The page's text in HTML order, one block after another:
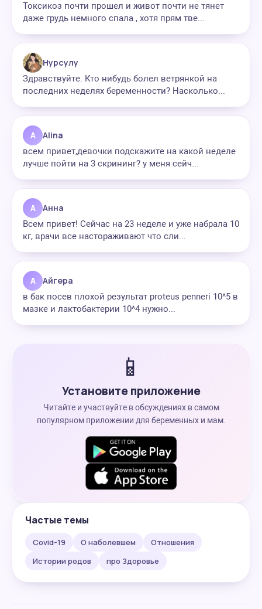
Токсикоз почти прошел и живот почти не тянет
даже грудь немного спала , хотя прям тве...
Нурсулу
Здравствуйте. Кто нибудь болел ветрянкой на
последних неделях беременности? Насколько...
A Alina
всем привет,девочки подскажите на какой неделе
лучше пойти на 3 скрининг? у меня сейч...
А Анна
Всем привет! Сейчас на 23 неделе и уже набрала 10
кг, врачи все настораживают что сли...
А Айгера
в бак посев плохой результат proteus penneri 10^5 в
мазке и лактобактерии 10^4 нужно...
📱
Установите приложение
Читайте и участвуйте в обсуждениях в самом
популярном приложении для беременных и мам.
Частые темы
Covid-19 О наболевшем
Отношения
Истории родов
про Здоровье